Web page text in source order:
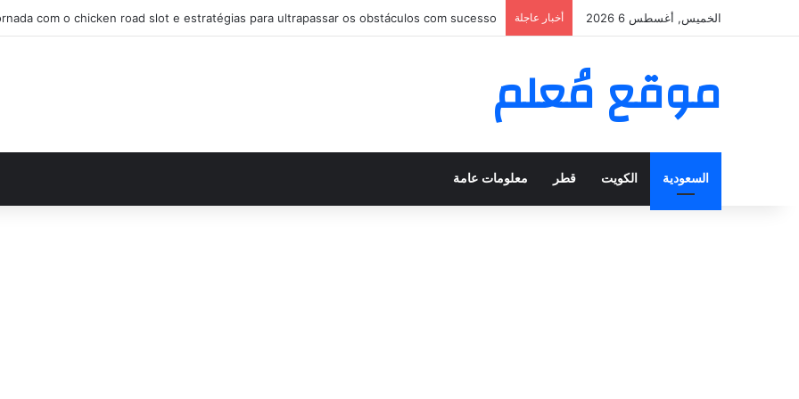
الخميس, أغسطس 6 2026 أخبار عاجلة Audaz estrategia en chicken road casino para desafiar el tráfico y ganar puntos sin fin
موقع مُعلم
السعودية الكويت قطر معلومات عامة